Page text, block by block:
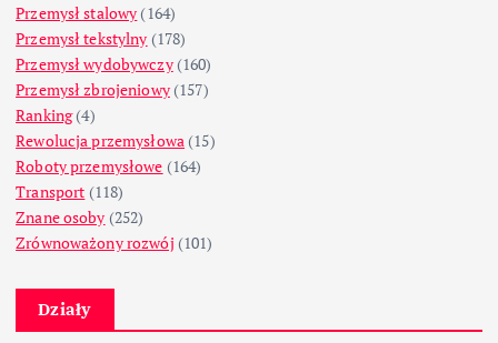
Przemysł stalowy (164)
Przemysł tekstylny (178)
Przemysł wydobywczy(160)
Przemysł zbrojeniowy(157)
Ranking(4)
Rewolucja przemysłowa (15)
Roboty przemysłowe (164)
Transport (118)
Znane osoby (252)
Zrównoważony rozwój (101)
Działy